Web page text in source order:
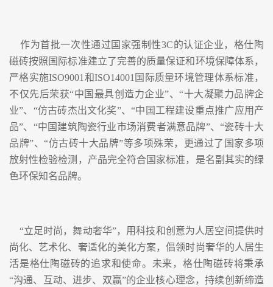
作为首批一次性通过国家强制性3C的认证企业，格仕陶
磁砖按照国际标准建立了完善的质量保证和环境保障体系，
严格实施ISO9001和ISO14001国际质量环境管理体系标准，
不仅先后荣获“中国最具创造力企业”、“十大凝聚力品牌企
业”、“仿古砖杰出文化奖”、“中国工程建设重点推广应用产
品”、“中国建筑陶瓷行业市场消费者满意品牌”、“瓷砖十大
品牌”、“仿古砖十大品牌”等多项殊荣，更通过了国家多项
放射性检验检测，产品完全符合国家标准，是名副其实的绿
色环保知名品牌。
“立足时尚，舞动奢华”，用科技和创意为人居空间提供时
尚化、艺术化、奢适化的美化方案，倡领时尚奢华的人居生
活是格仕陶磁砖的追求和使命。未来，格仕陶磁砖将秉承
“沟通、互动、进步、双赢”的企业核心理念，持续创新缔造